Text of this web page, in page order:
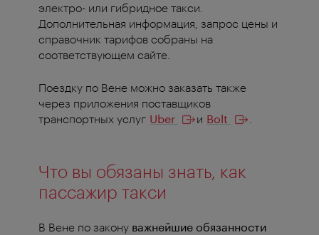
электро- или гибридное такси.
Дополнительная информация, запрос цены и
справочник тарифов собраны на
соответствующем сайте.
Поездку по Вене можно заказать также
через приложения поставщиков
транспортных услуг Uber и Bolt
Что вы обязаны знать, как
пассажир такси
В Вене по закону важнейшие обязанности